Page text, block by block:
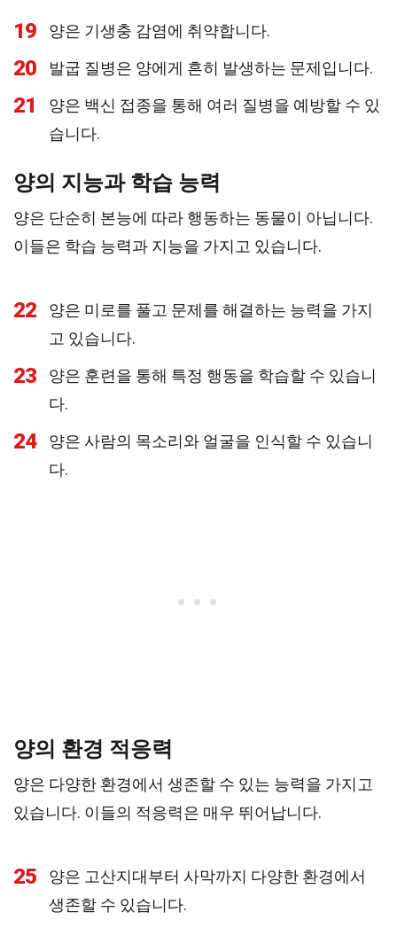
19 양은 기생충 감염에 취약합니다.
20 발굽 질병은 양에게 흔히 발생하는 문제입니다.
21
양은 백신 접종을 통해 여러 질병을 예방할 수 있
습니다.
양의 지능과 학습 능력
양은 단순히 본능에 따라 행동하는 동물이 아닙니다.
이들은 학습 능력과 지능을 가지고 있습니다.
22
양은 미로를 풀고 문제를 해결하는 능력을 가지
고 있습니다.
23
양은 훈련을 통해 특정 행동을 학습할 수 있습니
다.
24
양은 사람의 목소리와 얼굴을 인식할 수 있습니
다.
양의 환경 적응력
양은 다양한 환경에서 생존할 수 있는 능력을 가지고
있습니다. 이들의 적응력은 매우 뛰어납니다.
25
양은 고산지대부터 사막까지 다양한 환경에서
생존할 수 있습니다.